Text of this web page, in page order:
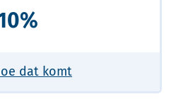
dat komt